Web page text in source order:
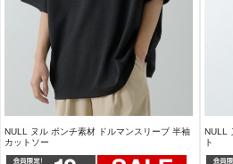
NULL ヌル ポンチ素材 ドルマンスリーブ 半袖
カットソー
NULL
ト